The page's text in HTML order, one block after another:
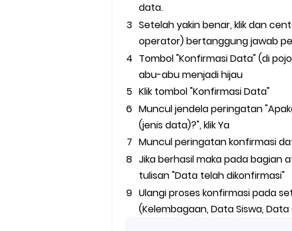
data.
Setelah yakin benar, klik dan
operator) bertanggung jawab
Tombol "Konfirmasi Data" (di
abu-abu menjadi hijau
Klik tombol "Konfirmasi Data"
Muncul jendela peringatan
(jenis data)?", klik Ya
Muncul peringatan konfirmasi
Jika berhasil maka pada bagian
tulisan "Data telah dikonfirmasi"
Ulangi proses konfirmasi pada
(Kelembagaan, Data Siswa,